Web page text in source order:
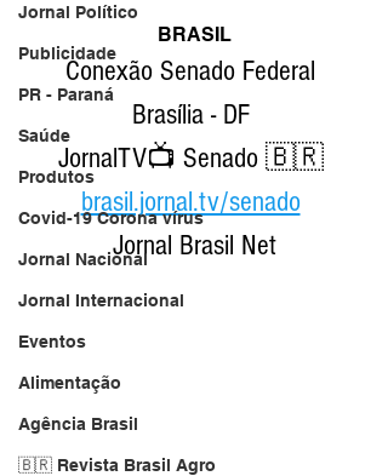
Jornal Político
Publicidade
PR - Paraná
Saúde
Produtos
Covid-19 Corona vírus
Jornal Nacional
Jornal Internacional
Eventos
Alimentação
Agência Brasil
🇧🇷 Revista Brasil Agro
BRASIL
Conexão Senado Federal
Brasília - DF
JornalTV📺 Senado 🇧🇷
brasil.jornal.tv/senado
Jornal Brasil Net